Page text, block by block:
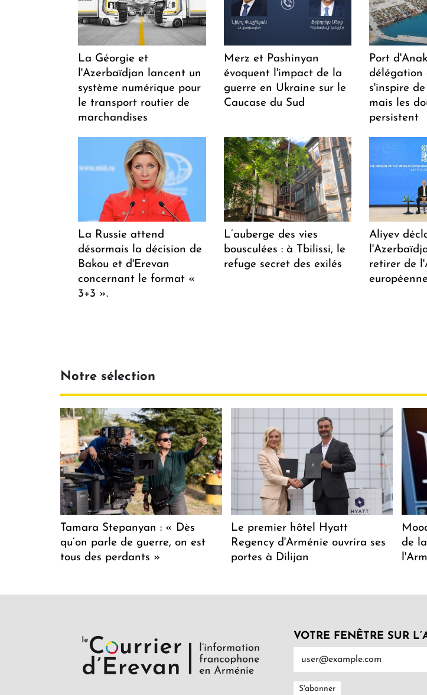
La Géorgie et
l'Azerbaïdjan lancent un
système numérique pour
le transport routier de
marchandises
Merz et Pashinyan
évoquent l'impact de la
guerre en Ukraine sur le
Caucase du Sud
Port
délégation
s'inspire
mais les
persistent
La Russie attend
désormais la décision de
Bakou et d'Erevan
concernant le format «
3+3 ».
L’auberge des vies
bousculées : à Tbilissi, le
refuge secret des exilés
Aliyev
retirer de
européenne
Notre sélection
Tamara Stepanyan : « Dès
qu’on parle de guerre, on est
tous des perdants »
Le premier hôtel Hyatt
Regency d'Arménie ouvrira ses
portes à Dilijan
de
VOTRE FENÊTRE SUR